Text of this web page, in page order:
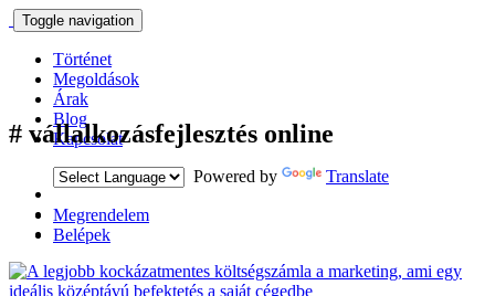
Toggle navigation
Történet
Megoldások
Árak
Blog
Kapcsolat
Powered by
Translate
Megrendelem
Belépek
# vállalkozásfejlesztés online